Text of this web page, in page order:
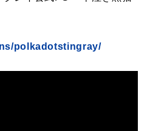
polkadotstingray/